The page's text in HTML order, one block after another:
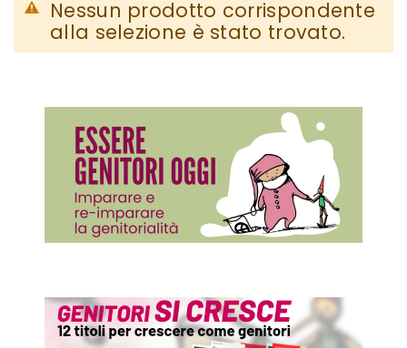
Nessun prodotto corrispondente
alla selezione è stato trovato.